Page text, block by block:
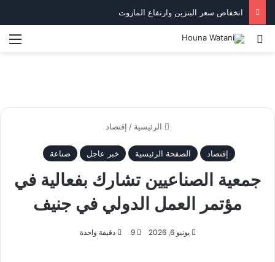
انخفاض سعر البنزين وارتفاع المازوت
بحث عن
الرئيسية / إقتصاد
إقتصاد الصفحة الرئيسية خبر عاجل صناعة
جمعية الصناعيين تشارك بفعالية في
مؤتمر العمل الدولي في جنيف
يونيو 6, 2026 9 دقيقة واحدة